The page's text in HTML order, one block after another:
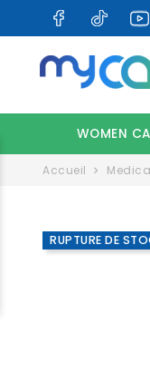
WOMEN
Accueil
RUPTURE DE